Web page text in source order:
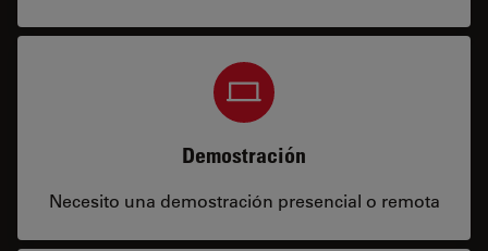
Demostración
Necesito una demostración presencial o remota